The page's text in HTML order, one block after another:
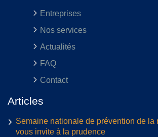
Entreprises
Nos services
Actualités
FAQ
Contact
Articles
Semaine nationale de prévention de la
vous invite à la prudence